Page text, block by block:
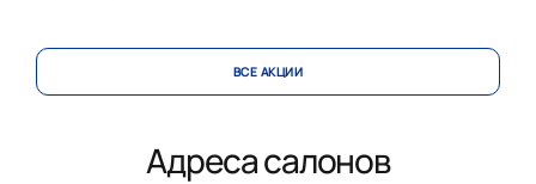
ВСЕ АКЦИИ
Адреса салонов